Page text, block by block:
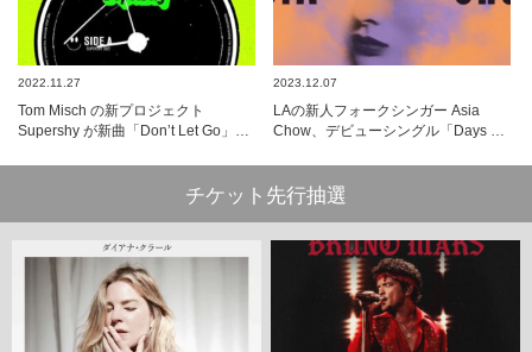
2022.11.27
Tom Misch の新プロジェクト
Supershy が新曲「Don’t Let Go」…
2023.12.07
LAの新人フォークシンガー Asia
Chow、デビューシングル「Days …
チケット先行抽選